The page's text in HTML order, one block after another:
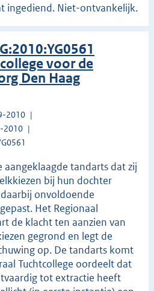
ingediend. Niet-ontvankelijk.
voor de
Den Haag
2010
2010
aangeklaagde tandarts dat zij
bij hun dochter
onvoldoende
Het Regionaal
de klacht ten aanzien van
gegrond en legt de
op. De tandarts komt
Tuchtcollege oordeelt dat
tot extractie heeft